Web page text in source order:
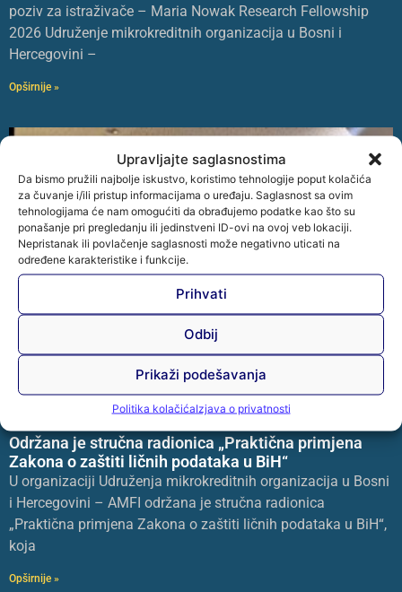
Upravljajte saglasnostima
Da bismo pružili najbolje iskustvo, koristimo tehnologije poput kolačića
za čuvanje i/ili pristup informacijama o uređaju. Saglasnost sa ovim
tehnologijama će nam omogućiti da obrađujemo podatke kao što su
ponašanje pri pregledanju ili jedinstveni ID-ovi na ovoj veb lokaciji.
Nepristanak ili povlačenje saglasnosti može negativno uticati na
određene karakteristike i funkcije.
Prihvati
Odbij
Prikaži podešavanja
Politika kolačićaIzjava o privatnosti
poziv za istraživače – Maria Nowak Research Fellowship
2026 Udruženje mikrokreditnih organizacija u Bosni i
Hercegovini –
Opširnije »
Održana je stručna radionica „Praktična primjena
Zakona o zaštiti ličnih podataka u BiH“
U organizaciji Udruženja mikrokreditnih organizacija u Bosni
i Hercegovini – AMFI održana je stručna radionica
„Praktična primjena Zakona o zaštiti ličnih podataka u BiH“,
koja
Opširnije »